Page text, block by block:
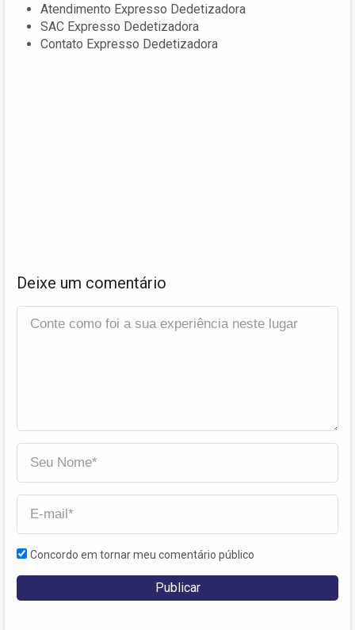
Atendimento Expresso Dedetizadora
SAC Expresso Dedetizadora
Contato Expresso Dedetizadora
Deixe um comentário
Concordo em tornar meu comentário público